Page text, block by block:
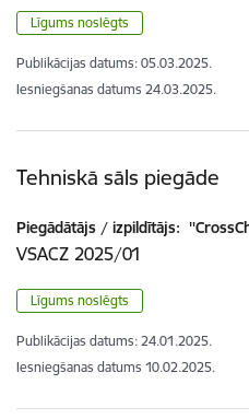
Līgums noslēgts
Publikācijas datums: 05.03.2025.
Iesniegšanas datums 24.03.2025.
Tehniskā sāls piegāde
Piegādātājs / izpildītājs:
VSACZ 2025/01
Līgums noslēgts
Publikācijas datums: 24.01.2025.
Iesniegšanas datums 10.02.2025.